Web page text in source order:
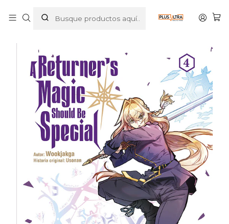
A RETURNER'S MAGIC SHOULD BE SPECIAL 04 - NORMA